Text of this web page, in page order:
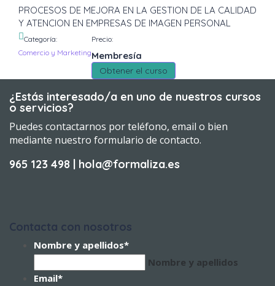
PROCESOS DE MEJORA EN LA GESTION DE LA CALIDAD
Y ATENCION EN EMPRESAS DE IMAGEN PERSONAL
Categoría:
Comercio y Marketing
Precio:
Membresía
Obtener el curso
¿Estás interesado/a en uno de nuestros cursos
o servicios?
Puedes contactarnos por teléfono, email o bien
mediante nuestro formulario de contacto.
965 123 498 | hola@formaliza.es
Contacta con nosotros
Nombre y apellidos*
Nombre y apellidos
Email*